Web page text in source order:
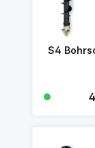
S4